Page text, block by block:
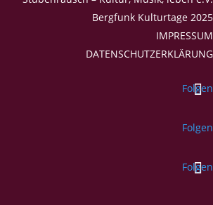
Bergfunk Kulturtage 2025
IMPRESSUM
DATENSCHUTZERKLÄRUNG
Folgen
Folgen
Folgen